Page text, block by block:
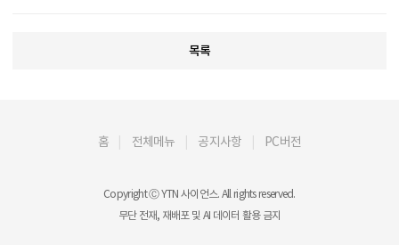
목록
홈 전체메뉴 공지사항 PC버전
Copyright Ⓒ YTN 사이언스. All rights reserved.
무단 전재, 재배포 및 AI 데이터 활용 금지